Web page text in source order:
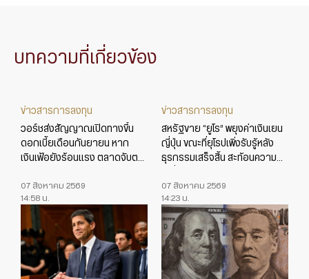
บทความที่เกี่ยวข้อง
ข่าวสารการลงทุน
วอร์ชส่งสัญญาณเปิดทางขึ้น
ดอกเบี้ยเดือนกันยายน หาก
เงินเฟ้อยังร้อนแรง ตลาดจับตา
07 สิงหาคม 2569
14:58 น.
ข่าวสารการลงทุน
สหรัฐขาย “ยูโร” พยุงค่าเงินเยน
ญี่ปุ่น ขณะที่ยุโรปเพิ่งรับรู้หลัง
ธุรกรรมเสร็จสิ้น สะท้อนความ
07 สิงหาคม 2569
14:23 น.